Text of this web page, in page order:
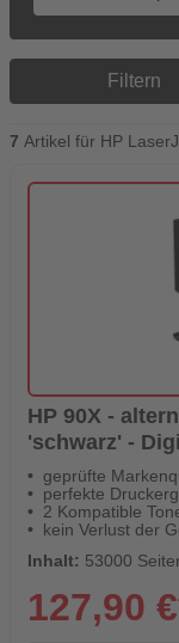
Filtern
Preisreihenfolge
7 Artikel für HP
HP 90X -
'schwarz' -
geprüfte
perfekte
2 Kompatible
kein Verlust der
Inhalt: 53000
127,90